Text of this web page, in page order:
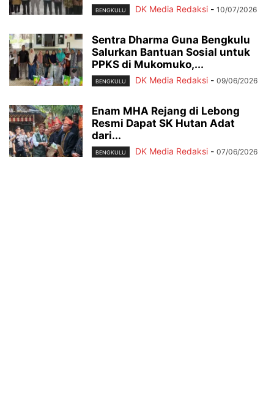
BENGKULU DK Media Redaksi - 10/07/2026
Sentra Dharma Guna Bengkulu
Salurkan Bantuan Sosial untuk
PPKS di Mukomuko,...
BENGKULU DK Media Redaksi - 09/06/2026
Enam MHA Rejang di Lebong
Resmi Dapat SK Hutan Adat
dari...
BENGKULU DK Media Redaksi - 07/06/2026